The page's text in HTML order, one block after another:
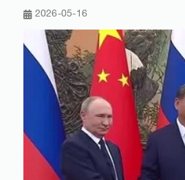
2026-05-16